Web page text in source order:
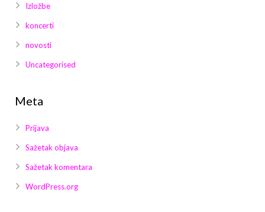
Izložbe
koncerti
novosti
Uncategorised
Meta
Prijava
Sažetak objava
Sažetak komentara
WordPress.org